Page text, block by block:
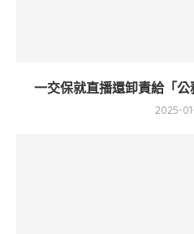
一交保就直播還卸責給「
2025-